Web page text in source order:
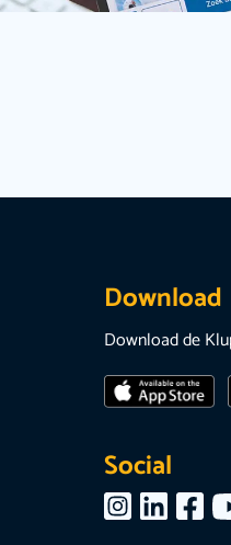
Download
Download de
Social